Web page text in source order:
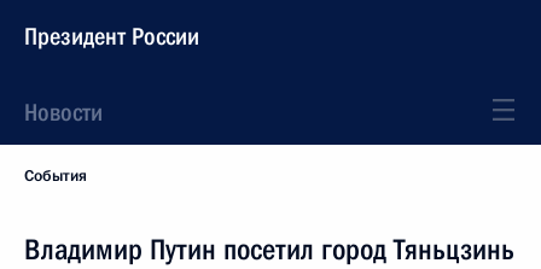
Президент России
Новости
События
Владимир Путин посетил город Тяньцзинь